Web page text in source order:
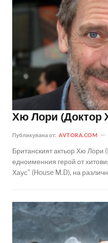
Хю Лори (Доктор
Публикувана от: AVTORA.COM
Британският актьор Хю Лори
едноименния герой от
Хаус" (House M.D), на